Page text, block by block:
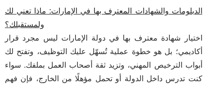
الدبلومات والشهادات المعترف بها في الإمارات: ماذا تعني لك
ولمستقبلك؟
اختيار شهادة معترف بها في دولة الإمارات ليس مجرد قرار
أكاديمي؛ بل هو خطوة عملية تُسهّل عليك التوظيف، وتفتح لك
أبواب الترخيص المهني، وتزيد ثقة أصحاب العمل بملفك. سواء
كنت تدرس داخل الدولة أو تحمل مؤهلًا من الخارج، فإن فهم